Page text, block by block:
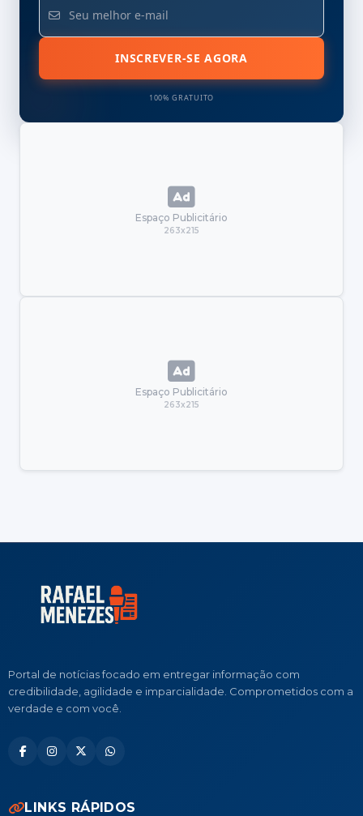
INSCREVER-SE AGORA
100% GRATUITO
Espaço Publicitário
263x215
Espaço Publicitário
263x215
Portal de notícias focado em entregar informação com
credibilidade, agilidade e imparcialidade. Comprometidos com a
verdade e com você.
LINKS RÁPIDOS